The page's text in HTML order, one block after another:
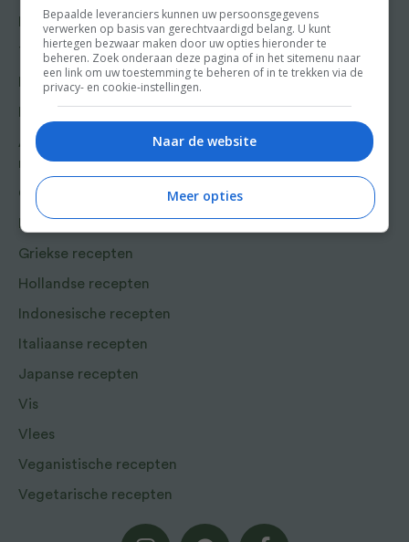
Nagerecht
Tussengerecht
Lunch recepten
Aziatische en Oosterse
recepten
Chinese recepten
Franse recepten
Griekse recepten
Hollandse recepten
Indonesische recepten
Italiaanse recepten
Japanse recepten
Vis
Vlees
Veganistische recepten
Vegetarische recepten
Kooktips
Win
Bepaalde leveranciers kunnen uw persoonsgegevens
verwerken op basis van gerechtvaardigd belang. U kunt
hiertegen bezwaar maken door uw opties hieronder te
beheren. Zoek onderaan deze pagina of in het sitemenu naar
een link om uw toestemming te beheren of in te trekken via de
privacy- en cookie-instellingen.
Naar de website
Meer opties